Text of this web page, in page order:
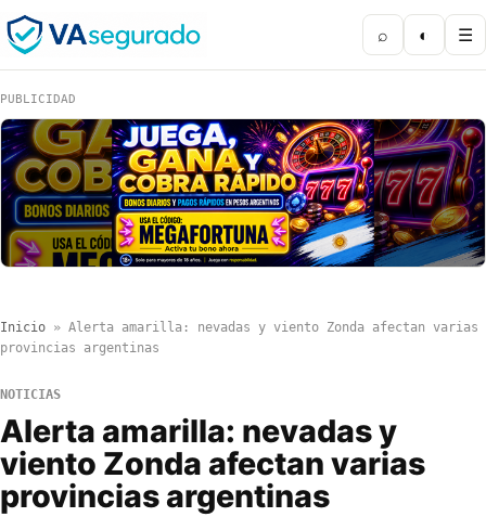
⌕ ◐ ☰
PUBLICIDAD
Inicio » Alerta amarilla: nevadas y viento Zonda afectan varias
provincias argentinas
NOTICIAS
Alerta amarilla: nevadas y
viento Zonda afectan varias
provincias argentinas